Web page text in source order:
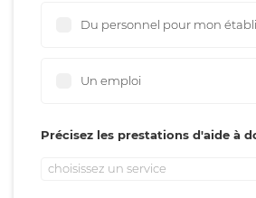
Du personnel pour mon
Un emploi
Précisez les prestations d'aide à
choisissez un service